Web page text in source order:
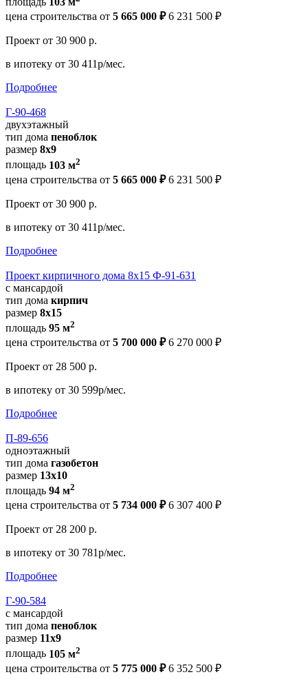
цена строительства от 5 665 000 ₽ 6 231 500 ₽
Проект от 30 900 р.
в ипотеку от 30 411р/мес.
Подробнее
Г-90-468
двухэтажный
тип дома пеноблок
размер 8х9
площадь 103 м2
цена строительства от 5 665 000 ₽ 6 231 500 ₽
Проект от 30 900 р.
в ипотеку от 30 411р/мес.
Подробнее
Проект кирпичного дома 8х15 Ф-91-631
с мансардой
тип дома кирпич
размер 8x15
площадь 95 м2
цена строительства от 5 700 000 ₽ 6 270 000 ₽
Проект от 28 500 р.
в ипотеку от 30 599р/мес.
Подробнее
П-89-656
одноэтажный
тип дома газобетон
размер 13x10
площадь 94 м2
цена строительства от 5 734 000 ₽ 6 307 400 ₽
Проект от 28 200 р.
в ипотеку от 30 781р/мес.
Подробнее
Г-90-584
с мансардой
тип дома пеноблок
размер 11х9
площадь 105 м2
цена строительства от 5 775 000 ₽ 6 352 500 ₽